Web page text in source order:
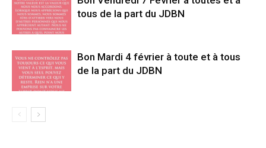
tous de la part du JDBN
Bon Mardi 4 février à toute et à tous
de la part du JDBN